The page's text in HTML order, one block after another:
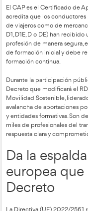
Madrid, 21 de
Movilidad Segura y
la Asociación del
Corell,Ecodriver
finalmente el
CAP de Formación
online (teleformación
profesión que ya
falta unos 30.000
conductores en activo.
El CAP es el
de viajeros como de
D1, D1E, D o DE) han
profesión de manera
de formación inicial y
formación continua.